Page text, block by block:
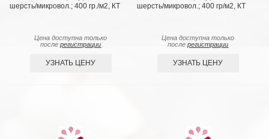
шерсть/микровол.; 400 гр./м2, КТ
Цена доступна только
послерегистрации
УЗНАТЬ ЦЕНУ
шерсть/микровол.; 400 гр/м2, КТ
Цена доступна только
послерегистрации
УЗНАТЬ ЦЕНУ